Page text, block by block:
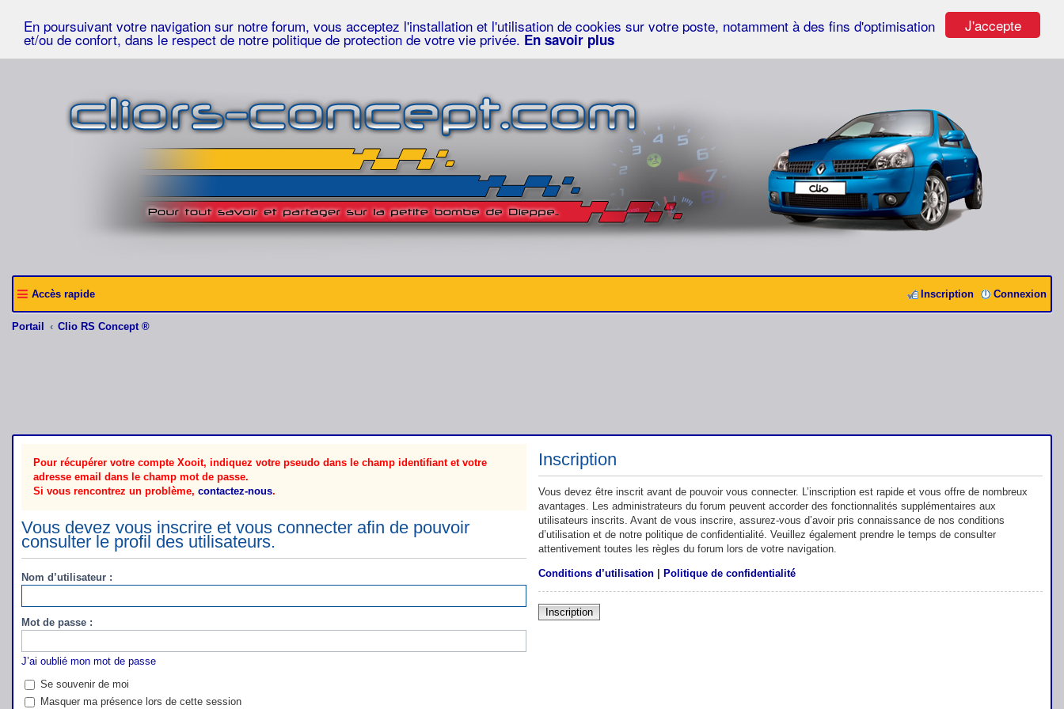
J'accepte
En poursuivant votre navigation sur notre forum, vous acceptez l'installation et l'utilisation de cookies sur votre poste, notamment à des fins d'optimisation
et/ou de confort, dans le respect de notre politique de protection de votre vie privée. En savoir plus
Accès rapide Connexion
Inscription
Portail Clio RS Concept ®
Pour récupérer votre compte Xooit, indiquez votre pseudo dans le champ identifiant et votre
adresse email dans le champ mot de passe.
Si vous rencontrez un problème, contactez-nous.
Vous devez vous inscrire et vous connecter afin de pouvoir
consulter le profil des utilisateurs.
Nom d’utilisateur :
Mot de passe :
J’ai oublié mon mot de passe
Se souvenir de moi
Masquer ma présence lors de cette session
Inscription
Vous devez être inscrit avant de pouvoir vous connecter. L’inscription est rapide et vous offre de nombreux
avantages. Les administrateurs du forum peuvent accorder des fonctionnalités supplémentaires aux
utilisateurs inscrits. Avant de vous inscrire, assurez-vous d’avoir pris connaissance de nos conditions
d’utilisation et de notre politique de confidentialité. Veuillez également prendre le temps de consulter
attentivement toutes les règles du forum lors de votre navigation.
Conditions d’utilisation| Politique de confidentialité
Inscription